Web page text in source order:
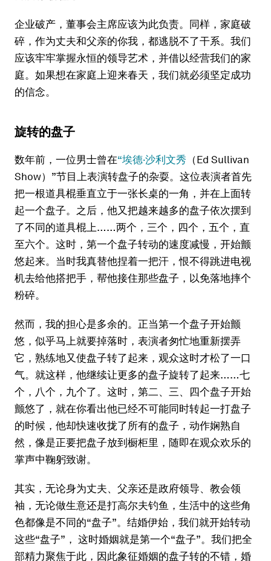
企业破产，董事会主席应该为此负责。同样，家庭破
碎，作为丈夫和父亲的你我，都逃脱不了干系。我们
应该牢牢掌握永恒的领导艺术，并借以经营我们的家
庭。如果想在家庭上迎来春天，我们就必须坚定成功
的信念。
旋转的盘子
数年前，一位男士曾在“埃德·沙利文秀 （Ed Sullivan
Show）”节目上表演转盘子的杂耍。这位表演者首先
把一根道具棍垂直立于一张长桌的一角，并在上面转
起一个盘子。之后，他又把越来越多的盘子依次摆到
了不同的道具棍上……两个，三个，四个，五个，直
至六个。这时，第一个盘子转动的速度减慢，开始颤
悠起来。当时我真替他捏着一把汗，恨不得跳进电视
机去给他搭把手，帮他接住那些盘子，以免落地摔个
粉碎。
然而，我的担心是多余的。正当第一个盘子开始颤
悠，似乎马上就要掉落时，表演者匆忙地重新摆弄
它，熟练地又使盘子转了起来，观众这时才松了一口
气。就这样，他继续让更多的盘子旋转了起来……七
个，八个，九个了。这时，第二、三、四个盘子开始
颤悠了，就在你看出他已经不可能同时转起一打盘子
的时候，他却快速收拢了所有的盘子，动作娴熟自
然，像是正要把盘子放到橱柜里，随即在观众欢乐的
掌声中鞠躬致谢。
其实，无论身为丈夫、父亲还是政府领导、教会领
袖，无论做生意还是打高尔夫钓鱼，生活中的这些角
色都像是不同的“盘子”。结婚伊始，我们就开始转动
这些“盘子”， 这时婚姻就是第一个“盘子”。我们把全
部精力聚焦于此，因此象征婚姻的盘子转的不错，婚